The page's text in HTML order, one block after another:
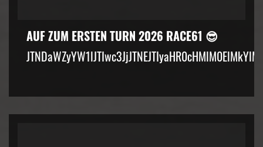
AUF ZUM ERSTEN TURN 2026 RACE61 😎